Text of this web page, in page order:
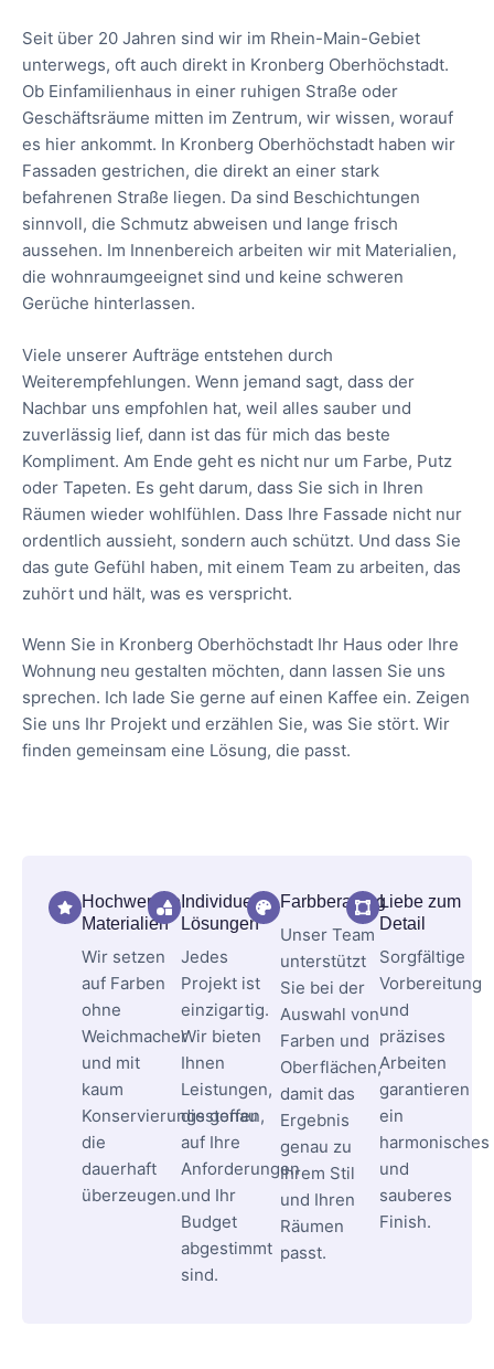
Seit über 20 Jahren sind wir im Rhein-Main-Gebiet
unterwegs, oft auch direkt in Kronberg Oberhöchstadt.
Ob Einfamilienhaus in einer ruhigen Straße oder
Geschäftsräume mitten im Zentrum, wir wissen, worauf
es hier ankommt. In Kronberg Oberhöchstadt haben wir
Fassaden gestrichen, die direkt an einer stark
befahrenen Straße liegen. Da sind Beschichtungen
sinnvoll, die Schmutz abweisen und lange frisch
aussehen. Im Innenbereich arbeiten wir mit Materialien,
die wohnraumgeeignet sind und keine schweren
Gerüche hinterlassen.
Viele unserer Aufträge entstehen durch
Weiterempfehlungen. Wenn jemand sagt, dass der
Nachbar uns empfohlen hat, weil alles sauber und
zuverlässig lief, dann ist das für mich das beste
Kompliment. Am Ende geht es nicht nur um Farbe, Putz
oder Tapeten. Es geht darum, dass Sie sich in Ihren
Räumen wieder wohlfühlen. Dass Ihre Fassade nicht nur
ordentlich aussieht, sondern auch schützt. Und dass Sie
das gute Gefühl haben, mit einem Team zu arbeiten, das
zuhört und hält, was es verspricht.
Wenn Sie in Kronberg Oberhöchstadt Ihr Haus oder Ihre
Wohnung neu gestalten möchten, dann lassen Sie uns
sprechen. Ich lade Sie gerne auf einen Kaffee ein. Zeigen
Sie uns Ihr Projekt und erzählen Sie, was Sie stört. Wir
finden gemeinsam eine Lösung, die passt.
Hochwertige
Materialien
Wir setzen
auf Farben
ohne
Weichmacher
und mit
kaum
Konservierungsstoffen,
die
dauerhaft
überzeugen.
Individuelle
Lösungen
Jedes
Projekt ist
einzigartig.
Wir bieten
Ihnen
Leistungen,
die genau
auf Ihre
Anforderungen
und Ihr
Budget
abgestimmt
sind.
Farbberatung
Unser Team
unterstützt
Sie bei der
Auswahl von
Farben und
Oberflächen,
damit das
Ergebnis
genau zu
Ihrem Stil
und Ihren
Räumen
passt.
Liebe zum
Detail
Sorgfältige
Vorbereitung
und
präzises
Arbeiten
garantieren
ein
harmonisches
und
sauberes
Finish.